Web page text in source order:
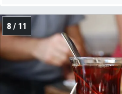
8 / 11